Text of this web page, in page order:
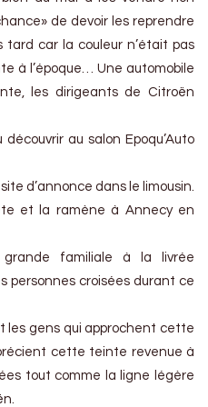
de devoir les reprendre
tard car la couleur n’était pas
à l’époque… Une automobile
les dirigeants de Citroën
au salon Epoqu’Auto
d’annonce dans le limousin.
et la ramène à Annecy en
familiale à la livrée
personnes croisées durant ce
les gens qui approchent cette
cette teinte revenue à
tout comme la ligne légère